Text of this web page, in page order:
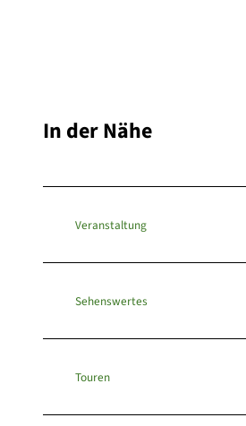
In der Nähe
Veranstaltung
Sehenswertes
Touren